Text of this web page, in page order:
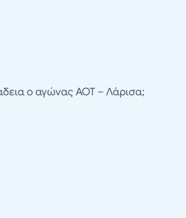
ο αγώνας ΑΟΤ – Λάρισα;